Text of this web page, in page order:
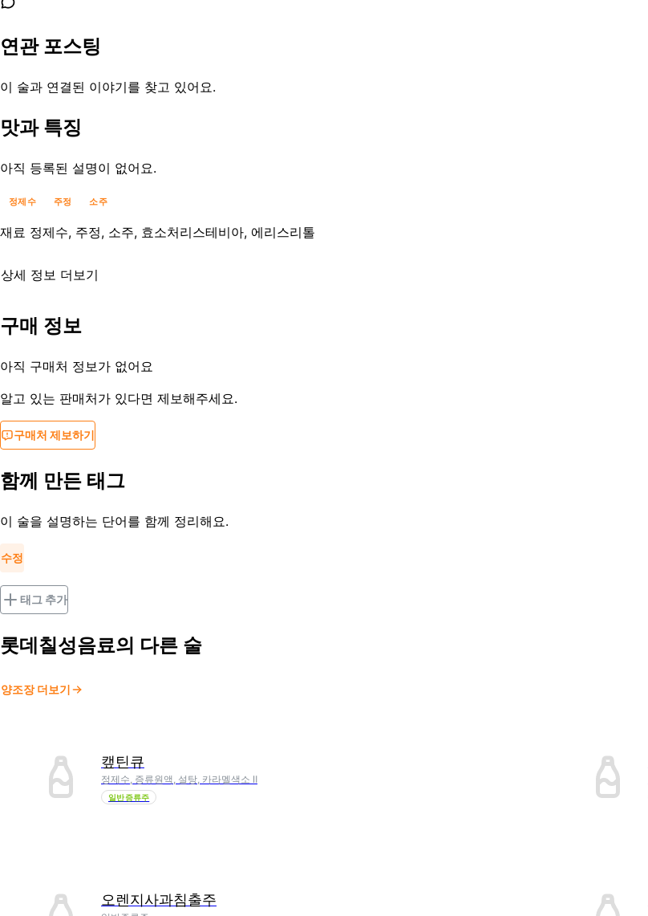
연관 포스팅
이 술과 연결된 이야기를 찾고 있어요.
맛과 특징
아직 등록된 설명이 없어요.
정제수 주정 소주
재료 정제수, 주정, 소주, 효소처리스테비아, 에리스리톨
상세 정보 더보기
등록일
구매 정보
아직 구매처 정보가 없어요
알고 있는 판매처가 있다면 제보해주세요.
구매처 제보하기
함께 만든 태그
이 술을 설명하는 단어를 함께 정리해요.
수정
태그 추가
롯데칠성음료의 다른 술
양조장 더보기
캪틴큐
정제수, 증류원액, 설탕, 카라멜색소 Ⅱ
일반증류주
오렌지사과침출주